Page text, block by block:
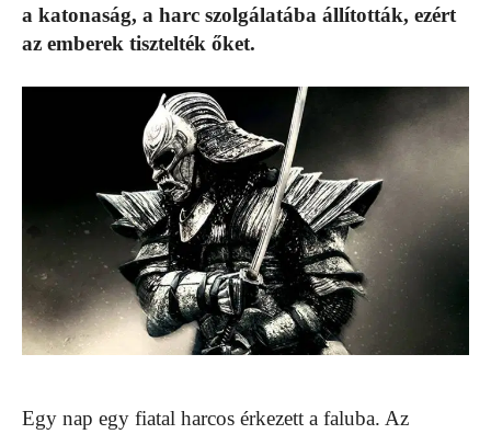
a katonaság, a harc szolgálatába állították, ezért
az emberek tisztelték őket.
Egy nap egy fiatal harcos érkezett a faluba. Az